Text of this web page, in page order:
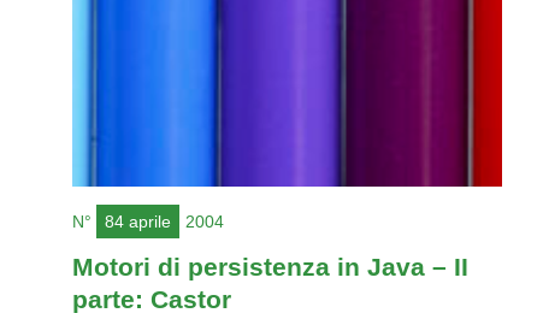
N° 84 aprile 2004
Motori di persistenza in Java – II
parte: Castor